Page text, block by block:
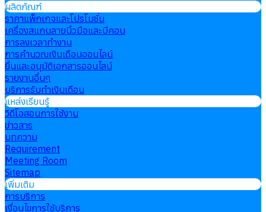
ผลิตภัณฑ์
ราคาแพ็กเกจและโปรโมชั่น
เครื่องสแกนลายนิ้วมือและบีคอน
การลงเวลาทำงาน
การคำนวณเงินเดือนออนไลน์
ยื่นและอนุมัติเอกสารออนไลน์
รายงานอื่นๆ
บริการรับทำเงินเดือน
แหล่งเรียนรู้
วิดีโอสอนการใช้งาน
ข่าวสาร
บทความ
Requirement
Meeting Room
Sitemap
เพิ่มเติม
การบริการ
เงื่อนไขการใช้บริการ